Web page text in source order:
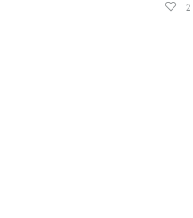
2